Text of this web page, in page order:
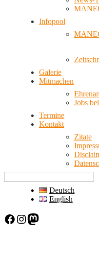
Infopool
Galerie
Mitmachen
Jobs
Termine
Kontakt
Zitate
Deutsch
English
Facebook Instagram Mastodon